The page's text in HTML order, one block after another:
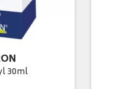
30ml